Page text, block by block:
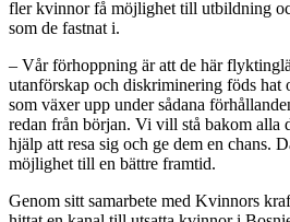
fler kvinnor få möjlighet till utbildning
som de fastnat i.
– Vår förhoppning är att de här
utanförskap och diskriminering föds hat
som växer upp under sådana
redan från början. Vi vill stå bakom alla
hjälp att resa sig och ge dem en chans.
möjlighet till en bättre framtid.
Genom sitt samarbete med Kvinnors